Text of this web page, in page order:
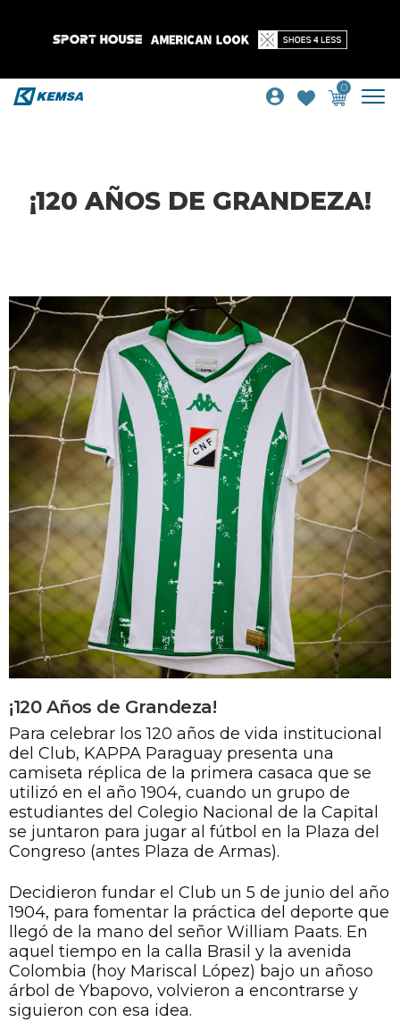
0
¡120 AÑOS DE GRANDEZA!
¡120 Años de Grandeza!
Para celebrar los 120 años de vida institucional
del Club, KAPPA Paraguay presenta una
camiseta réplica de la primera casaca que se
utilizó en el año 1904, cuando un grupo de
estudiantes del Colegio Nacional de la Capital
se juntaron para jugar al fútbol en la Plaza del
Congreso (antes Plaza de Armas).
Decidieron fundar el Club un 5 de junio del año
1904, para fomentar la práctica del deporte que
llegó de la mano del señor William Paats. En
aquel tiempo en la calla Brasil y la avenida
Colombia (hoy Mariscal López) bajo un añoso
árbol de Ybapovo, volvieron a encontrarse y
siguieron con esa idea.